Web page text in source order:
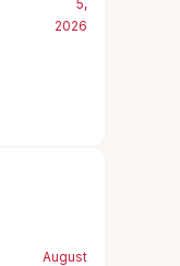
5,
2026
August